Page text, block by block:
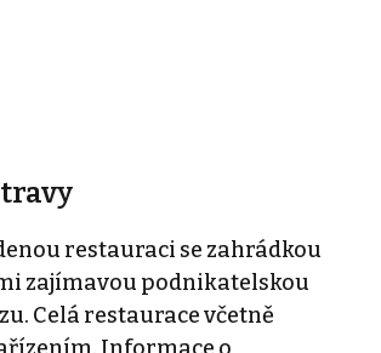
restauraci se zahrádkou
zajímavou podnikatelskou
Celá restaurace včetně